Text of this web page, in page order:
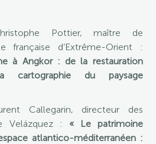
Pottier, maître de
française d’Extrême-Orient :
à Angkor : de la restauration
cartographie du paysage
Callegarin, directeur des
Velázquez : « Le patrimoine
atlantico-méditerranéen :